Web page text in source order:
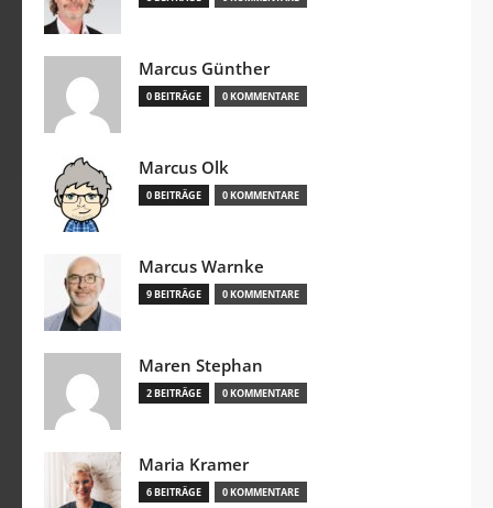
Marcus Günther
0 BEITRÄGE 0 KOMMENTARE
Marcus Olk
0 BEITRÄGE 0 KOMMENTARE
Marcus Warnke
9 BEITRÄGE 0 KOMMENTARE
Maren Stephan
2 BEITRÄGE 0 KOMMENTARE
Maria Kramer
6 BEITRÄGE 0 KOMMENTARE